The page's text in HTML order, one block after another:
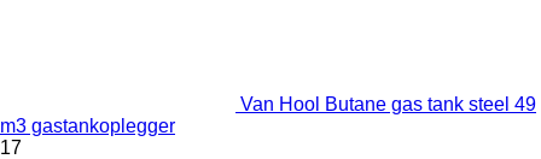
Van Hool Butane gas tank steel 49
m3 gastankoplegger
17